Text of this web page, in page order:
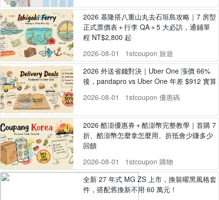
2026 基隆搭八重山丸去石垣島攻略｜7 房型
正式票價表＋行李 QA＋5 大必訪，通鋪單
程 NT$2,800 起
2026-08-01
1stcoupon 旅遊
2026 外送省錢對決｜Uber One 漲價 66%
後，pandapro vs Uber One 年差 $912 實算
2026-08-01
1stcoupon 優惠碼
2026 酷澎優惠券＋酷澎幣完整教學｜首購 7
折、酷澎幣怎麼拿怎麼用、折抵會少賺多少
回饋
2026-08-01
1stcoupon 購物
全新 27 年式 MG ZS 上市，換裝曜黑風格套
件，搭配舊換新不用 60 萬元！